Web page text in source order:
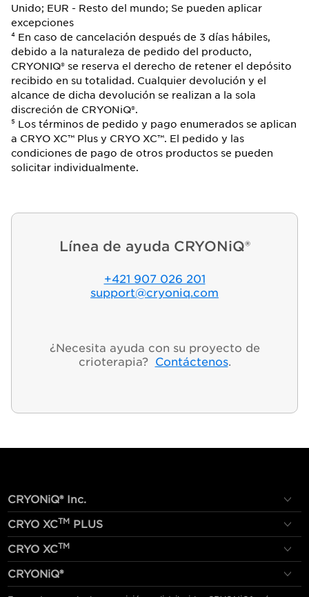
Unido; EUR - Resto del mundo; Se pueden aplicar
excepciones
⁴ En caso de cancelación después de 3 días hábiles,
debido a la naturaleza de pedido del producto,
CRYONIQ® se reserva el derecho de retener el depósito
recibido en su totalidad. Cualquier devolución y el
alcance de dicha devolución se realizan a la sola
discreción de CRYONiQ®.
⁵ Los términos de pedido y pago enumerados se aplican
a CRYO XC™ Plus y CRYO XC™. El pedido y las
condiciones de pago de otros productos se pueden
solicitar individualmente.
Línea de ayuda CRYONiQ®
+421 907 026 201
support@cryoniq.com
¿Necesita ayuda con su proyecto de
crioterapia? Contáctenos.
CRYONiQ® Inc.
CRYO XCTM PLUS
CRYO XCTM
CRYONiQ®